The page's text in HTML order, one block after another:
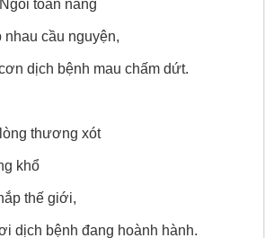
toàn năng
cầu nguyện,
dịch bệnh mau chấm dứt.
thương xót
khổ
thế giới,
dịch bệnh đang hoành hành.